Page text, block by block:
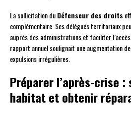
La sollicitation duDéfenseur des droits
complémentaire. Ses délégués territoriaux
auprès des administrations et faciliter
rapport annuel soulignait une augmentation
expulsions irrégulières.
Préparer l’après-crise :
habitat et obtenir